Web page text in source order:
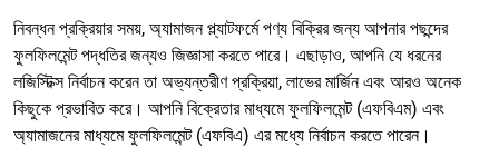
নিবন্ধন প্রক্রিয়ার সময়, অ্যামাজন প্ল্যাটফর্মে পণ্য বিক্রির জন্য আপনার পছন্দের
ফুলফিলমেন্ট পদ্ধতির জন্যও জিজ্ঞাসা করতে পারে। এছাড়াও, আপনি যে ধরনের
লজিস্টিক্স নির্বাচন করেন তা অভ্যন্তরীণ প্রক্রিয়া, লাভের মার্জিন এবং আরও অনেক
কিছুকে প্রভাবিত করে। আপনি বিক্রেতার মাধ্যমে ফুলফিলমেন্ট (এফবিএম) এবং
অ্যামাজনের মাধ্যমে ফুলফিলমেন্ট (এফবিএ) এর মধ্যে নির্বাচন করতে পারেন।